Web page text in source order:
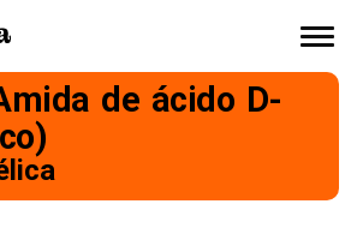
de ácido D-